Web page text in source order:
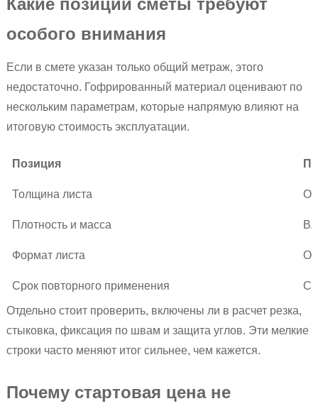
особого внимания
Если в смете указан только общий метраж, этого
недостаточно. Гофрированный материал оценивают по
нескольким параметрам, которые напрямую влияют на
итоговую стоимость эксплуатации.
Позиция
Толщина листа
Плотность и масса
Формат листа
Срок повторного применения
Отдельно стоит проверить, включены ли в расчет резка,
стыковка, фиксация по швам и защита углов. Эти мелкие
строки часто меняют итог сильнее, чем кажется.
Почему стартовая цена не